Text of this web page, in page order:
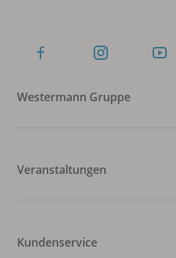
Westermann Gruppe
Veranstaltungen
Kundenservice